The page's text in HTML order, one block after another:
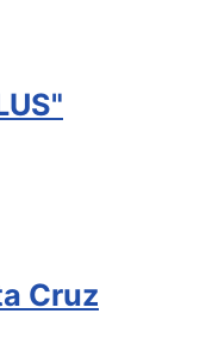
Cruz